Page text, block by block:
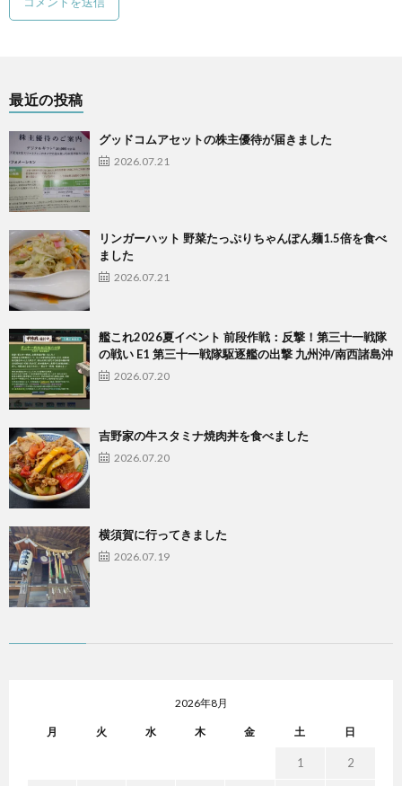
最近の投稿
グッドコムアセットの株主優待が届きました
2026.07.21
リンガーハット 野菜たっぷりちゃんぽん麺1.5倍を食べ
ました
2026.07.21
艦これ2026夏イベント 前段作戦：反撃！第三十一戦隊
の戦い E1 第三十一戦隊駆逐艦の出撃 九州沖/南西諸島沖
2026.07.20
吉野家の牛スタミナ焼肉丼を食べました
2026.07.20
横須賀に行ってきました
2026.07.19
2026年8月
月 火 水 木 金 土 日
1 2